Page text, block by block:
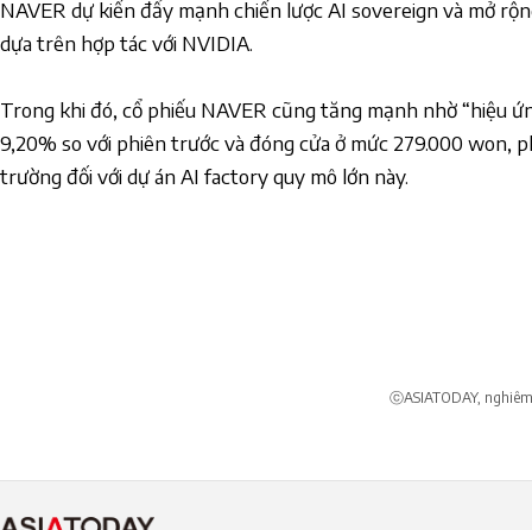
NAVER dự kiến đẩy mạnh chiến lược AI sovereign và mở
dựa trên hợp tác với NVIDIA.
Trong khi đó, cổ phiếu NAVER cũng tăng mạnh nhờ “hiệu
9,20% so với phiên trước và đóng cửa ở mức 279.000 won,
trường đối với dự án AI factory quy mô lớn này.
ⓒASIATODAY,